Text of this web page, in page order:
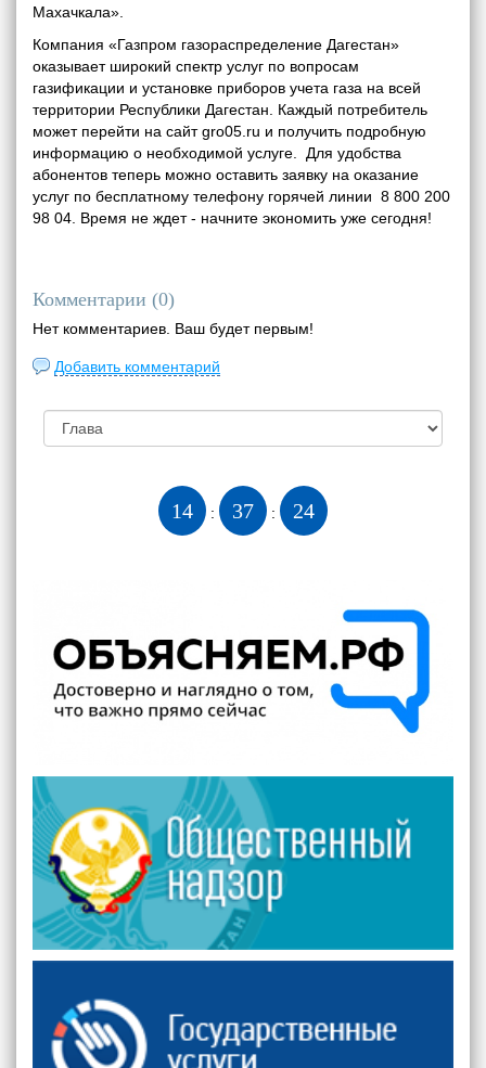
Махачкала».
Компания «Газпром газораспределение Дагестан»
оказывает широкий спектр услуг по вопросам
газификации и установке приборов учета газа на всей
территории Республики Дагестан. Каждый потребитель
может перейти на сайт gro05.ru и получить подробную
информацию о необходимой услуге. Для удобства
абонентов теперь можно оставить заявку на оказание
услуг по бесплатному телефону горячей линии 8 800 200
98 04. Время не ждет - начните экономить уже сегодня!
Комментарии (0)
Нет комментариев. Ваш будет первым!
Добавить комментарий
14 : 37 : 25